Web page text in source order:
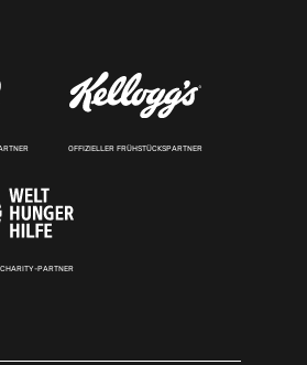
OFFIZIELLER FRÜHSTÜCKSPARTNER
PARTNER